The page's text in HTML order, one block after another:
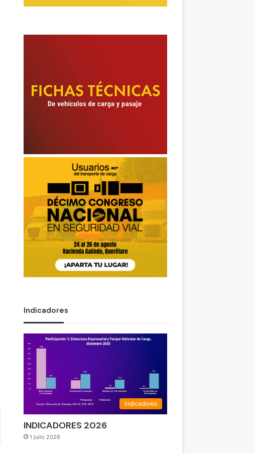
Indicadores
Indicadores
INDICADORES 2026
1 julio 2026